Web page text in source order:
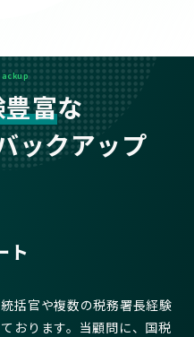
富な
ックアップ
ト
括官や複数の税務署長経験
おります。当顧問に、国税